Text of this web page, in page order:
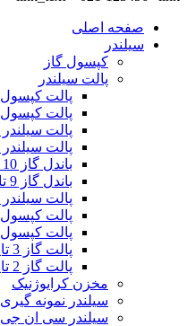
صفحه اصلی
سیلندر
کپسول گاز
پالت سیلندر
پالت کپسول 36 تایی
پالت کپسول 24 تایی
پالت سیلندر 16 تایی
پالت سیلندر 12 تایی
باندل گاز 10 تایی
باندل گاز 9 تایی
پالت سیلندر 8 تایی
پالت کپسول 6 تایی
پالت کپسول 4 تایی
پالت گاز 3 تایی
پالت گاز 2 تایی
مخزن کرایوژنیک
سیلندر نمونه گیری
سیلندر سی ان جی